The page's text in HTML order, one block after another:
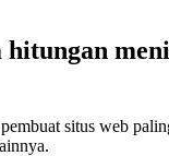
hitungan
situs web